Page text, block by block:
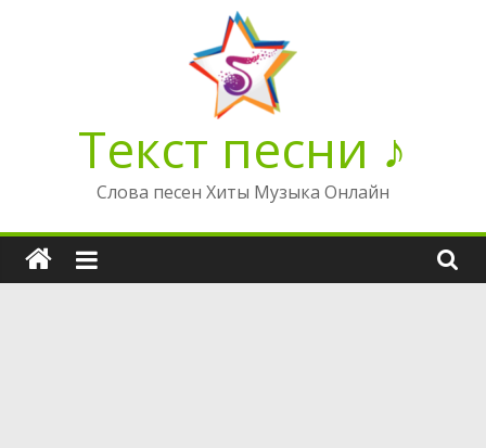
Текст песни ♪
Слова песен Хиты Музыка Онлайн